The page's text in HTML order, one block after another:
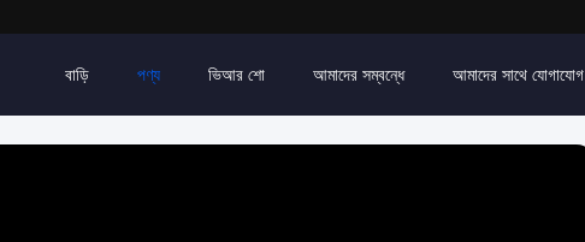
বাড়ি পণ্য ভিআর শো আমাদের সম্বন্ধে আমাদের সাথে যোগাযোগ